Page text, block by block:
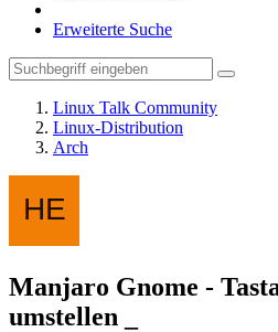
Erweiterte Suche
Linux Talk Community
Linux-Distribution
Arch
Manjaro Gnome -
umstellen _